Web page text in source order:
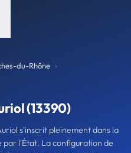
du-Rhône
(13390)
s'inscrit pleinement dans la
l'État. La configuration de